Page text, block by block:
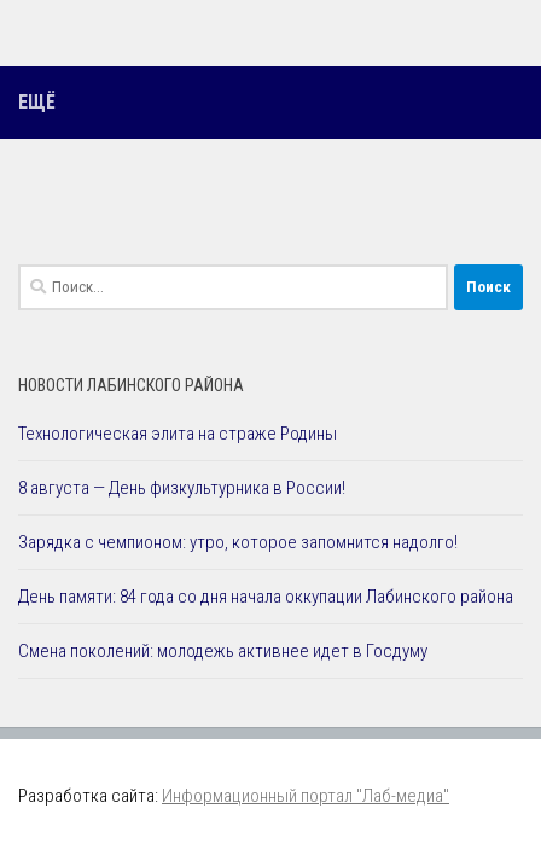
ЕЩЁ
Найти:
НОВОСТИ ЛАБИНСКОГО РАЙОНА
Технологическая элита на страже Родины
8 августа — День физкультурника в России!
Зарядка с чемпионом: утро, которое запомнится надолго!
День памяти: 84 года со дня начала оккупации Лабинского района
Смена поколений: молодежь активнее идет в Госдуму
Разработка сайта: Информационный портал "Лаб-медиа"